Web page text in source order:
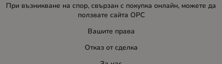
При възникване на спор, свързан с покупка онлайн, можете да
ползвате сайта ОРС
Вашите права
Отказ от сделка